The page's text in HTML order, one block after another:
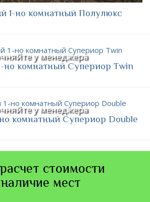
1-но комнатный Полулюкс
у менеджера
но комнатный Супериор Twin
у менеджера
комнатный Супериор Double
стоимости
мест